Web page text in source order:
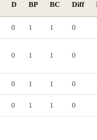
D BP BC Diff
0 1 1 0
0 1 1 0
0 1 1 0
0 1 1 0